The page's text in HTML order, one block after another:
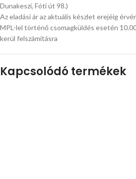
Dunakeszi, Fóti út 98.)
Az eladási ár az aktuális készlet erejéig
MPL-lel történő csomagküldés esetén
kerül felszámításra
Kapcsolódó termékek